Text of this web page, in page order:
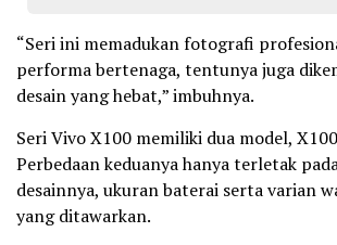
“Seri ini memadukan fotografi
performa bertenaga, tentunya juga
desain yang hebat,” imbuhnya.
Seri Vivo X100 memiliki dua model,
Perbedaan keduanya hanya terletak
desainnya, ukuran baterai serta varian
yang ditawarkan.